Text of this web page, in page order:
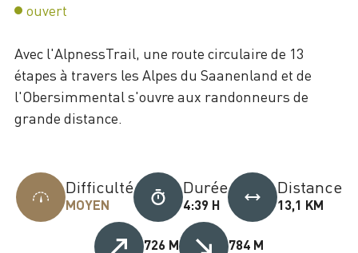
ouvert
Avec l'AlpnessTrail, une route circulaire de 13
étapes à travers les Alpes du Saanenland et de
l'Obersimmental s'ouvre aux randonneurs de
grande distance.
Difficulté
MOYEN
Durée
4:39 H
Distance
13,1 KM
726 M 784 M